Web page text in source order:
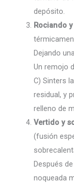
depósito.
Rociando
Dejando
Un remojo
C) Sinters
residual, y
relleno de
Vertido y
(fusión
Después
noqueada